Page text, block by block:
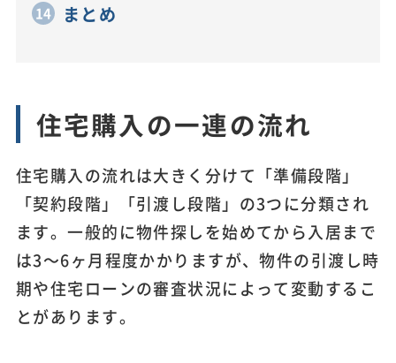
まとめ
住宅購入の一連の流れ
住宅購入の流れは大きく分けて「準備段階」
「契約段階」「引渡し段階」の3つに分類され
ます。一般的に物件探しを始めてから入居まで
は3～6ヶ月程度かかりますが、物件の引渡し時
期や住宅ローンの審査状況によって変動するこ
とがあります。